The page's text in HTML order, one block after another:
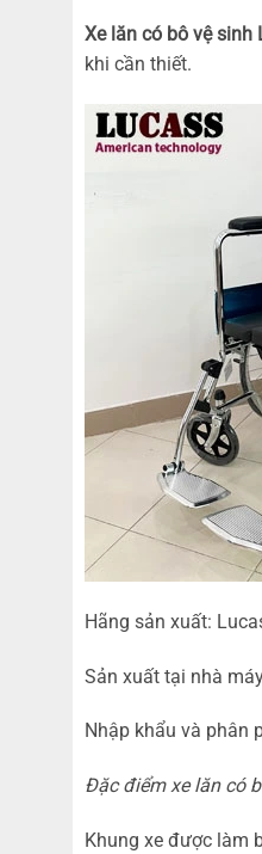
Xe lăn có bô vệ sinh
khi cần thiết.
Hãng sản xuất:
Sản xuất tại nhà
Nhập khẩu và phân
Đặc điểm xe lăn có
Khung xe được làm